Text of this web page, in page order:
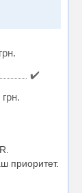
✔️
приоритет.